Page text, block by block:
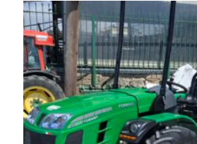
Περιγράψτε μας πιο αναλυτικά*